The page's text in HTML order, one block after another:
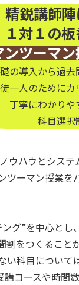
精鋭講師
１対１の
ンツーマ
の導入から過去
一人のためにカ
丁寧にわかりや
科目選択
ウハウとシス
ツーマン授業を
グ”を中心とし
をつくること
い科目について
コースや時間